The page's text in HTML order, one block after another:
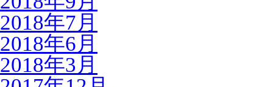
2018年7月
2018年6月
2018年3月